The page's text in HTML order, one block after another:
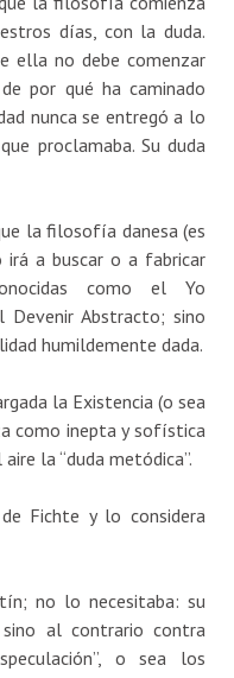
días, con la duda.
ella no debe comenzar
por qué ha caminado
nunca se entregó a lo
proclamaba. Su duda
la filosofía danesa (es
irá a buscar o a fabricar
como el Yo
Abstracto; sino
humildemente dada.
la Existencia (o sea
como inepta y sofística
la “duda metódica”.
Fichte y lo considera
no lo necesitaba: su
al contrario contra
o sea los